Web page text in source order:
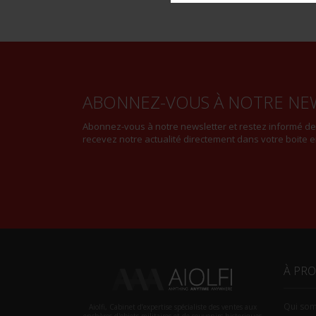
ABONNEZ-VOUS À NOTRE
Abonnez-vous à notre newsletter et restez informé
recevez notre actualité directement dans votre boite
À